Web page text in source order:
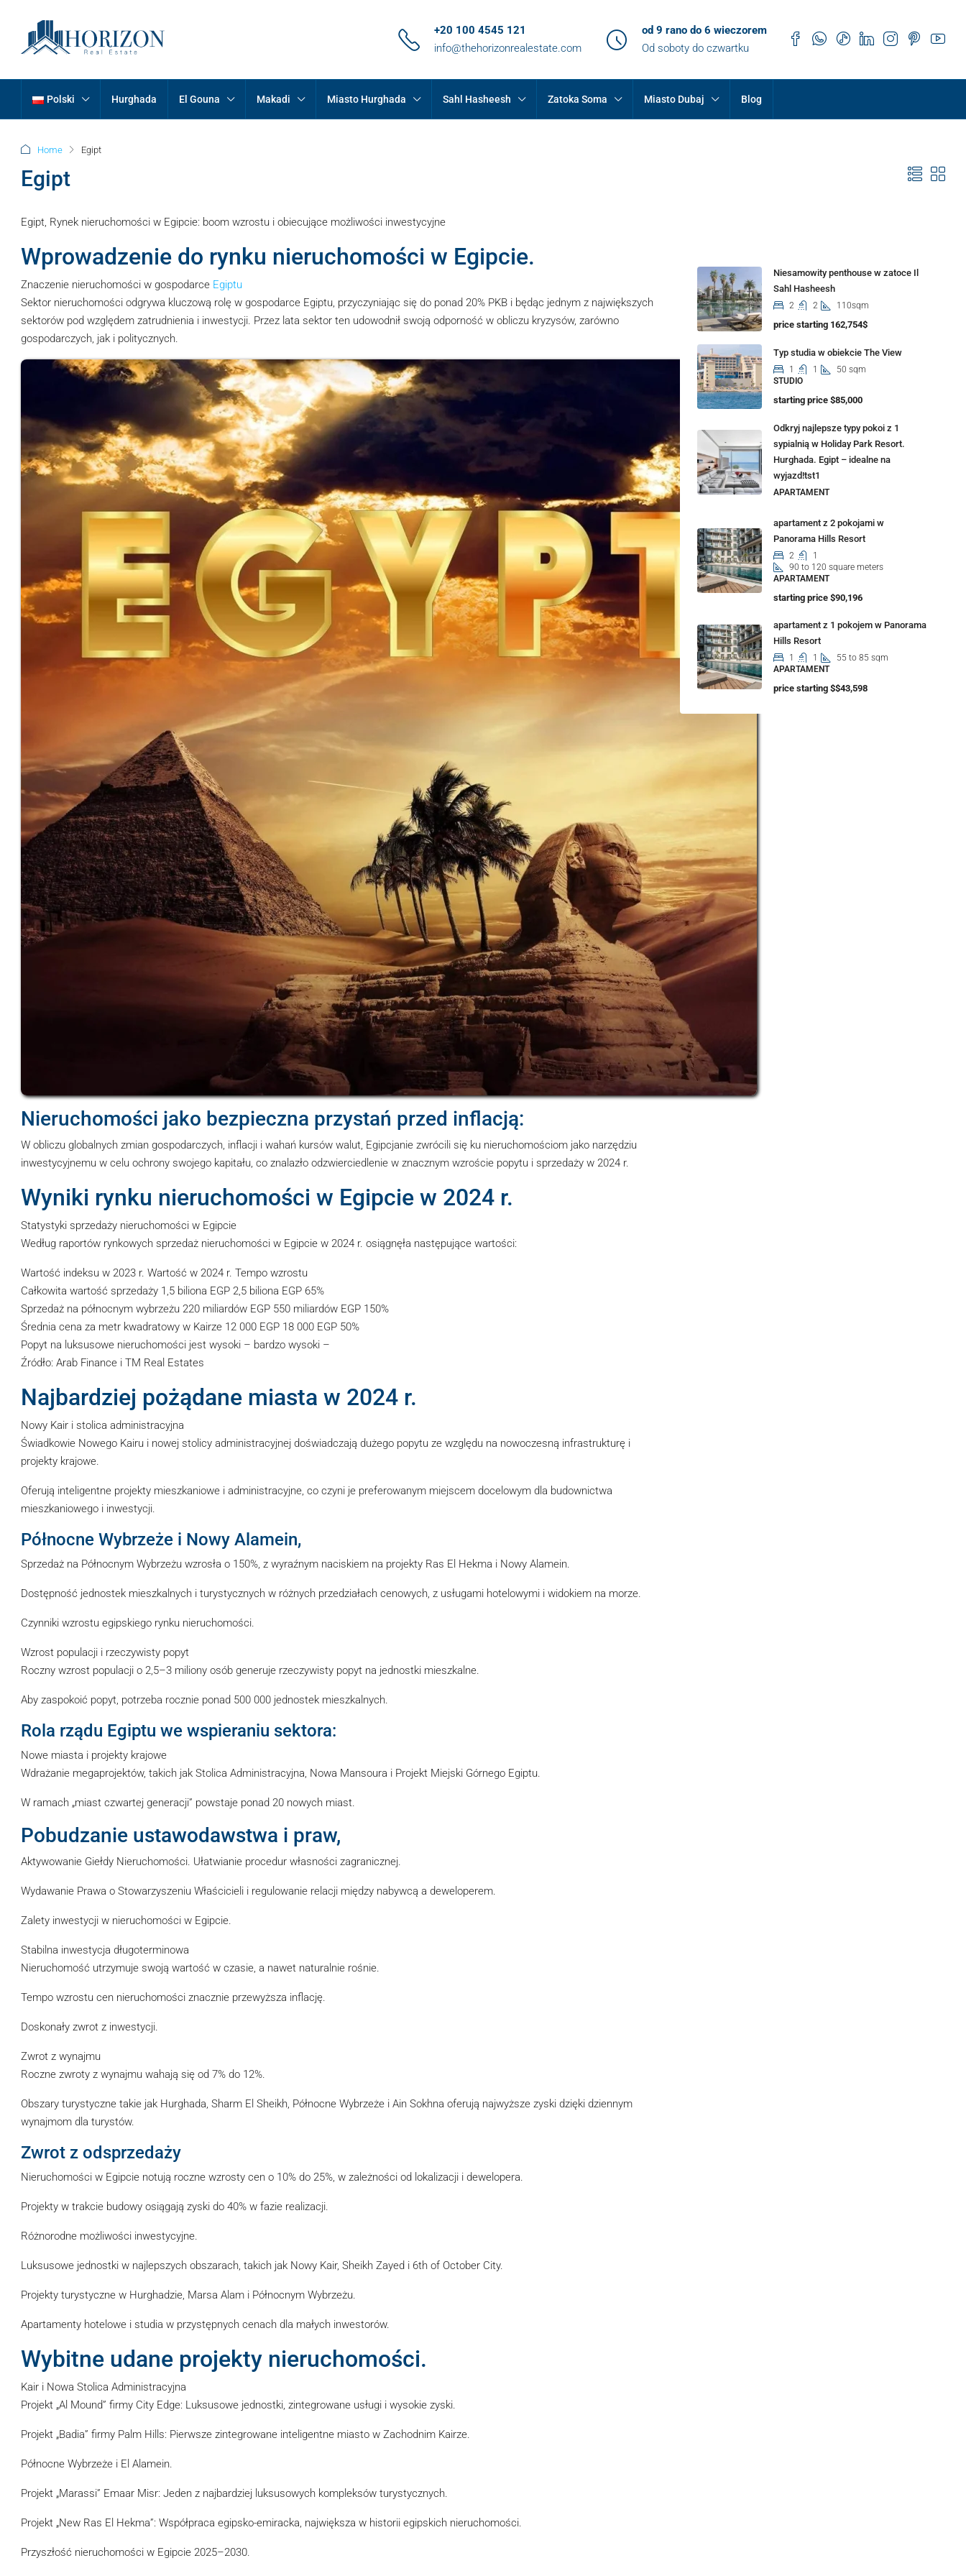
+20 100 4545 121
info@thehorizonrealestate.com
od 9 rano do 6 wieczorem
Od soboty do czwartku
Polski Hurghada El Gouna Makadi Miasto Hurghada Sahl Hasheesh Zatoka Soma Miasto Dubaj Blog
Home Egipt
Egipt
Egipt, Rynek nieruchomości w Egipcie: boom wzrostu i obiecujące możliwości inwestycyjne
Wprowadzenie do rynku nieruchomości w Egipcie.
Znaczenie nieruchomości w gospodarce Egiptu
Sektor nieruchomości odgrywa kluczową rolę w gospodarce Egiptu, przyczyniając się do ponad 20% PKB i będąc jednym z największych
sektorów pod względem zatrudnienia i inwestycji. Przez lata sektor ten udowodnił swoją odporność w obliczu kryzysów, zarówno
gospodarczych, jak i politycznych.
Nieruchomości jako bezpieczna przystań przed inflacją:
W obliczu globalnych zmian gospodarczych, inflacji i wahań kursów walut, Egipcjanie zwrócili się ku nieruchomościom jako narzędziu
inwestycyjnemu w celu ochrony swojego kapitału, co znalazło odzwierciedlenie w znacznym wzroście popytu i sprzedaży w 2024 r.
Wyniki rynku nieruchomości w Egipcie w 2024 r.
Statystyki sprzedaży nieruchomości w Egipcie
Według raportów rynkowych sprzedaż nieruchomości w Egipcie w 2024 r. osiągnęła następujące wartości:
Wartość indeksu w 2023 r. Wartość w 2024 r. Tempo wzrostu
Całkowita wartość sprzedaży 1,5 biliona EGP 2,5 biliona EGP 65%
Sprzedaż na północnym wybrzeżu 220 miliardów EGP 550 miliardów EGP 150%
Średnia cena za metr kwadratowy w Kairze 12 000 EGP 18 000 EGP 50%
Popyt na luksusowe nieruchomości jest wysoki – bardzo wysoki –
Źródło: Arab Finance i TM Real Estates
Najbardziej pożądane miasta w 2024 r.
Nowy Kair i stolica administracyjna
Świadkowie Nowego Kairu i nowej stolicy administracyjnej doświadczają dużego popytu ze względu na nowoczesną infrastrukturę i
projekty krajowe.
Oferują inteligentne projekty mieszkaniowe i administracyjne, co czyni je preferowanym miejscem docelowym dla budownictwa
mieszkaniowego i inwestycji.
Północne Wybrzeże i Nowy Alamein,
Sprzedaż na Północnym Wybrzeżu wzrosła o 150%, z wyraźnym naciskiem na projekty Ras El Hekma i Nowy Alamein.
Dostępność jednostek mieszkalnych i turystycznych w różnych przedziałach cenowych, z usługami hotelowymi i widokiem na morze.
Czynniki wzrostu egipskiego rynku nieruchomości.
Wzrost populacji i rzeczywisty popyt
Roczny wzrost populacji o 2,5–3 miliony osób generuje rzeczywisty popyt na jednostki mieszkalne.
Aby zaspokoić popyt, potrzeba rocznie ponad 500 000 jednostek mieszkalnych.
Rola rządu Egiptu we wspieraniu sektora:
Nowe miasta i projekty krajowe
Wdrażanie megaprojektów, takich jak Stolica Administracyjna, Nowa Mansoura i Projekt Miejski Górnego Egiptu.
W ramach „miast czwartej generacji” powstaje ponad 20 nowych miast.
Pobudzanie ustawodawstwa i praw,
Aktywowanie Giełdy Nieruchomości. Ułatwianie procedur własności zagranicznej.
Wydawanie Prawa o Stowarzyszeniu Właścicieli i regulowanie relacji między nabywcą a deweloperem.
Zalety inwestycji w nieruchomości w Egipcie.
Stabilna inwestycja długoterminowa
Nieruchomość utrzymuje swoją wartość w czasie, a nawet naturalnie rośnie.
Tempo wzrostu cen nieruchomości znacznie przewyższa inflację.
Doskonały zwrot z inwestycji.
Zwrot z wynajmu
Roczne zwroty z wynajmu wahają się od 7% do 12%.
Obszary turystyczne takie jak Hurghada, Sharm El Sheikh, Północne Wybrzeże i Ain Sokhna oferują najwyższe zyski dzięki dziennym
wynajmom dla turystów.
Zwrot z odsprzedaży
Nieruchomości w Egipcie notują roczne wzrosty cen o 10% do 25%, w zależności od lokalizacji i dewelopera.
Projekty w trakcie budowy osiągają zyski do 40% w fazie realizacji.
Różnorodne możliwości inwestycyjne.
Luksusowe jednostki w najlepszych obszarach, takich jak Nowy Kair, Sheikh Zayed i 6th of October City.
Projekty turystyczne w Hurghadzie, Marsa Alam i Północnym Wybrzeżu.
Apartamenty hotelowe i studia w przystępnych cenach dla małych inwestorów.
Wybitne udane projekty nieruchomości.
Kair i Nowa Stolica Administracyjna
Projekt „Al Mound” firmy City Edge: Luksusowe jednostki, zintegrowane usługi i wysokie zyski.
Projekt „Badia” firmy Palm Hills: Pierwsze zintegrowane inteligentne miasto w Zachodnim Kairze.
Północne Wybrzeże i El Alamein.
Projekt „Marassi” Emaar Misr: Jeden z najbardziej luksusowych kompleksów turystycznych.
Projekt „New Ras El Hekma”: Współpraca egipsko-emiracka, największa w historii egipskich nieruchomości.
Przyszłość nieruchomości w Egipcie 2025–2030.
Niesamowity penthouse w zatoce Il
Sahl Hasheesh
2 2 110sqm
price starting 162,754$
Typ studia w obiekcie The View
1 1
50 sqm
STUDIO
starting price $85,000
Odkryj najlepsze typy pokoi z 1
sypialnią w Holiday Park Resort.
Hurghada. Egipt – idealne na
wyjazd!tst1
APARTAMENT
apartament z 2 pokojami w
Panorama Hills Resort
2
1
90 to 120 square meters
APARTAMENT
starting price $90,196
apartament z 1 pokojem w Panorama
Hills Resort
1 1
55 to 85 sqm
APARTAMENT
price starting $$43,598